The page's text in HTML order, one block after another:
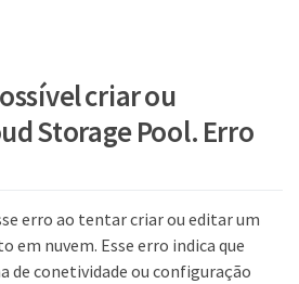
criar ou
Storage Pool. Erro
erro ao tentar criar ou editar um
em nuvem. Esse erro indica que
de conetividade ou configuração